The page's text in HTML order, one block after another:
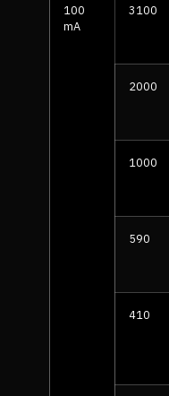
100
mA
3100
2000
1000
590
410